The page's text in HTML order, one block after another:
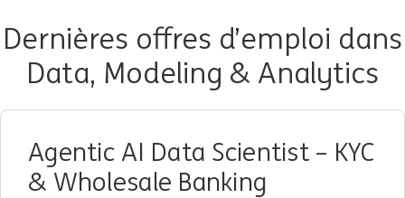
Dernières offres d’emploi dans
Data, Modeling & Analytics
Agentic AI Data Scientist – KYC
& Wholesale Banking